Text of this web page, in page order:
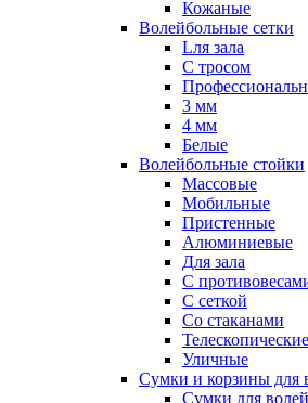
Кожаные
Волейбольные сетки
Lля зала
C тросом
3 мм
4 мм
Белые
Волейбольные стойки
Массовые
Мобильные
Пристенные
Алюминиевые
Для зала
С
С сеткой
Со стаканами
Телескопические
Уличные
Сумки и корзины для
Сумки для